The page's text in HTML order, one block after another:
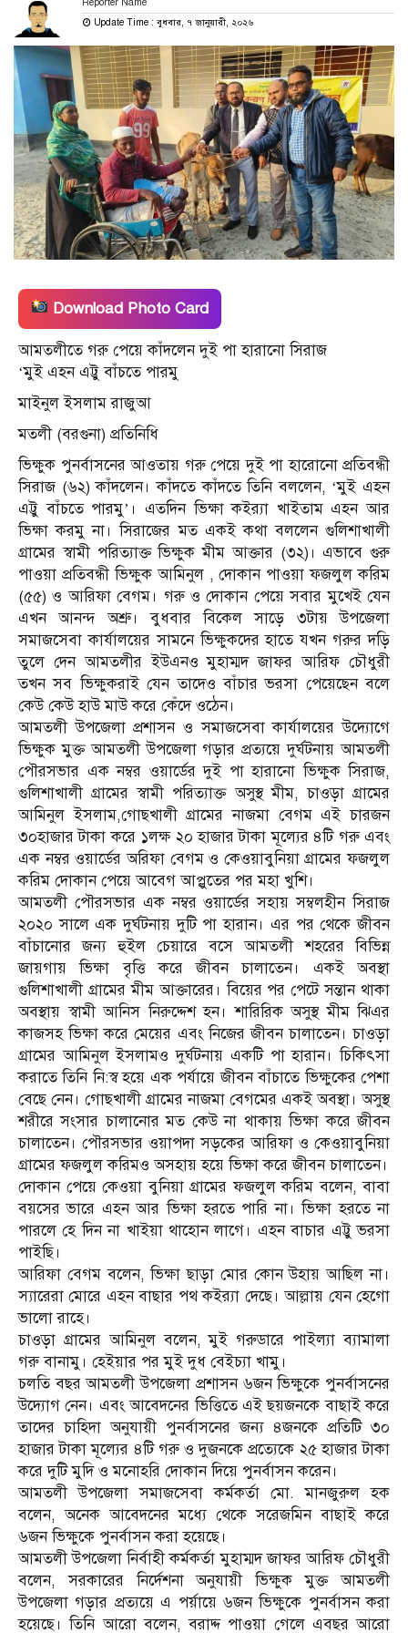
Update Time : বুধবার, ৭ জানুয়ারী, ২০২৬
Download Photo Card
আমতলীতে গরু পেয়ে কাঁদলেন দুই পা হারানো সিরাজ
‘মুই এহন এট্টু বাঁচতে পারমু
মাইনুল ইসলাম রাজুআ
মতলী (বরগুনা) প্রতিনিধি
ভিক্ষুক পুনর্বাসনের আওতায় গরু পেয়ে দুই পা হারোনো প্রতিবন্ধী
সিরাজ (৬২) কাঁদলেন। কাঁদতে কাঁদতে তিনি বললেন, ‘মুই এহন
এট্টু বাঁচতে পারমু’। এতদিন ভিক্ষা কইর‌্যা খাইতাম এহন আর
ভিক্ষা করমু না। সিরাজের মত একই কথা বললেন গুলিশাখালী
গ্রামের স্বামী পরিত্যাক্ত ভিক্ষুক মীম আক্তার (৩২)। এভাবে গুরু
পাওয়া প্রতিবন্ধী ভিক্ষুক আমিনুল , দোকান পাওয়া ফজলুল করিম
(৫৫) ও আরিফা বেগম। গরু ও দোকান পেয়ে সবার মুখেই যেন
এখন আনন্দ অশ্রু। বুধবার বিকেল সাড়ে ৩টায় উপজেলা
সমাজসেবা কার্যালয়ের সামনে ভিক্ষুকদের হাতে যখন গরুর দড়ি
তুলে দেন আমতলীর ইউএনও মুহাম্মদ জাফর আরিফ চৌধুরী
তখন সব ভিক্ষুকরাই যেন তাদেও বাঁচার ভরসা পেয়েছেন বলে
কেউ কেউ হাউ মাউ করে কেঁদে ওঠেন।
আমতলী উপজেলা প্রশাসন ও সমাজসেবা কার্যালয়ের উদ্যোগে
ভিক্ষুক মুক্ত আমতলী উপজেলা গড়ার প্রত্যয়ে দুর্ঘটনায় আমতলী
পৌরসভার এক নম্বর ওয়ার্ডের দুই পা হারানো ভিক্ষুক সিরাজ,
গুলিশাখালী গ্রামের স্বামী পরিত্যাক্ত অসুস্থ মীম, চাওড়া গ্রামের
আমিনুল ইসলাম,গোছখালী গ্রামের নাজমা বেগম এই চারজন
৩০হাজার টাকা করে ১লক্ষ ২০ হাজার টাকা মূল্যের ৪টি গরু এবং
এক নম্বর ওয়ার্ডের অরিফা বেগম ও কেওয়াবুনিয়া গ্রামের ফজলুল
করিম দোকান পেয়ে আবেগ আপ্লুতের পর মহা খুশি।
আমতলী পৌরসভার এক নম্বর ওয়ার্ডের সহায় সম্বলহীন সিরাজ
২০২০ সালে এক দুর্ঘটনায় দুটি পা হারান। এর পর থেকে জীবন
বাঁচানোর জন্য হুইল চেয়ারে বসে আমতলী শহরের বিভিন্ন
জায়গায় ভিক্ষা বৃত্তি করে জীবন চালাতেন। একই অবস্থা
গুলিশাখালী গ্রামের মীম আক্তারের। বিয়ের পর পেটে সন্তান থাকা
অবস্থায় স্বামী আনিস নিরুদ্দেশ হন। শারিরিক অসুস্থ মীম ঝিএর
কাজসহ ভিক্ষা করে মেয়ের এবং নিজের জীবন চালাতেন। চাওড়া
গ্রামের আমিনুল ইসলামও দুর্ঘটনায় একটি পা হারান। চিকিৎসা
করাতে তিনি নি:স্ব হয়ে এক পর্যায়ে জীবন বাঁচাতে ভিক্ষুকের পেশা
বেছে নেন। গোছখালী গ্রামের নাজমা বেগমের একই অবস্থা। অসুস্থ
শরীরে সংসার চালানোর মত কেউ না থাকায় ভিক্ষা করে জীবন
চালাতেন। পৌরসভার ওয়াপদা সড়কের আরিফা ও কেওয়াবুনিয়া
গ্রামের ফজলুল করিমও অসহায় হয়ে ভিক্ষা করে জীবন চালাতেন।
দোকান পেয়ে কেওয়া বুনিয়া গ্রামের ফজলুল করিম বলেন, বাবা
বয়সের ভারে এহন আর ভিক্ষা হরতে পারি না। ভিক্ষা হরতে না
পারলে হে দিন না খাইয়া থাহোন লাগে। এহন বাচার এট্টু ভরসা
পাইছি।
আরিফা বেগম বলেন, ভিক্ষা ছাড়া মোর কোন উহায় আছিল না।
স্যারেরা মোরে এহন বাছার পথ কইর‌্যা দেছে। আল্লায় যেন হেগো
ভালো রাহে।
চাওড়া গ্রামের আমিনুল বলেন, মুই গরুডারে পাইল্যা ব্যামালা
গরু বানামু। হেইয়ার পর মুই দুধ বেইচ্যা খামু।
চলতি বছর আমতলী উপজেলা প্রশাসন ৬জন ভিক্ষুকে পুনর্বাসনের
উদ্যোগ নেন। এবং আবেদনের ভিত্তিতে এই ছয়জনকে বাছাই করে
তাদের চাহিদা অনুযায়ী পুনর্বাসনের জন্য ৪জনকে প্রতিটি ৩০
হাজার টাকা মূল্যের ৪টি গরু ও দুজনকে প্রত্যেকে ২৫ হাজার টাকা
করে দুটি মুদি ও মনোহরি দোকান দিয়ে পুনর্বাসন করেন।
আমতলী উপজেলা সমাজসেবা কর্মকর্তা মো. মানজুরুল হক
বলেন, অনেক আবেদনের মধ্যে থেকে সরেজমিন বাছাই করে
৬জন ভিক্ষুকে পুনর্বাসন করা হয়েছে।
আমতলী উপজেলা নির্বাহী কর্মকর্তা মুহাম্মদ জাফর আরিফ চৌধুরী
বলেন, সরকারের নির্দেশনা অনুযায়ী ভিক্ষুক মুক্ত আমতলী
উপজেলা গড়ার প্রত্যয়ে এ পর্য়ায়ে ৬জন ভিক্ষুকে পুনর্বাসন করা
হয়েছে। তিনি আরো বলেন, বরাদ্দ পাওয়া গেলে এবছর আরো